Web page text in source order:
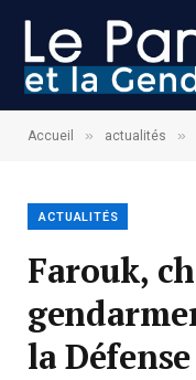
Accueil » actualités »
ACTUALITÉS
Farouk,
la